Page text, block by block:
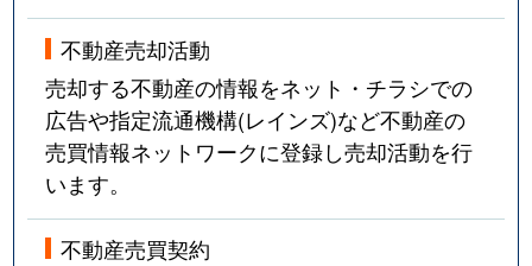
不動産売却活動
売却する不動産の情報をネット・チラシでの
広告や指定流通機構(レインズ)など不動産の
売買情報ネットワークに登録し売却活動を行
います。
不動産売買契約